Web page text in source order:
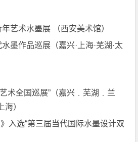
年艺术水墨展 （西安美术馆）
墨作品巡展（嘉兴·上海·芜湖·太
术全国巡展”（嘉兴﹒芜湖﹒兰
海）
入选“第三届当代国际水墨设计双